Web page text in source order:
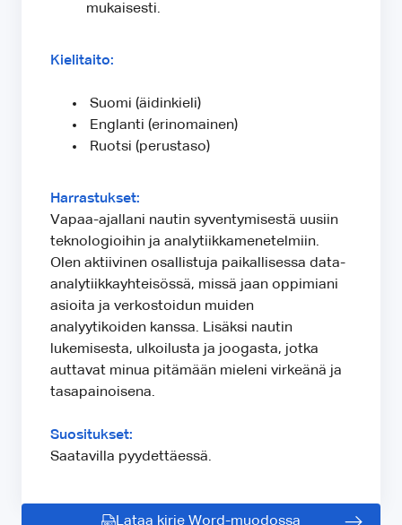
mukaisesti.
Kielitaito:
Suomi (äidinkieli)
Englanti (erinomainen)
Ruotsi (perustaso)
Harrastukset:
Vapaa-ajallani nautin syventymisestä uusiin
teknologioihin ja analytiikkamenetelmiin.
Olen aktiivinen osallistuja paikallisessa data-
analytiikkayhteisössä, missä jaan oppimiani
asioita ja verkostoidun muiden
analyytikoiden kanssa. Lisäksi nautin
lukemisesta, ulkoilusta ja joogasta, jotka
auttavat minua pitämään mieleni virkeänä ja
tasapainoisena.
Suositukset:
Saatavilla pyydettäessä.
Lataa kirje Word-muodossa